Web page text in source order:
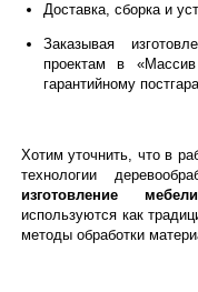
Доставка, сборка и
Заказывая
проектам в
гарантийному
Хотим уточнить, что в
технологии
изготовление
используются как
методы обработки